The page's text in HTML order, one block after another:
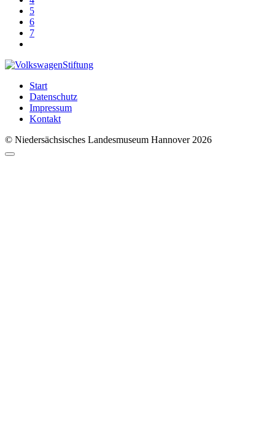
5
6
7
Start
Datenschutz
Impressum
Kontakt
© Niedersächsisches Landesmuseum Hannover 2026